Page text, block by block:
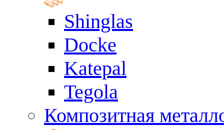
Shinglas
Docke
Katepal
Tegola
Композитная